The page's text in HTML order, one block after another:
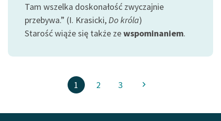
Tam wszelka doskonałość zwyczajnie
przebywa.” (I. Krasicki,Do króla)
Starość wiąże się także zewspominaniem.
1 2 3